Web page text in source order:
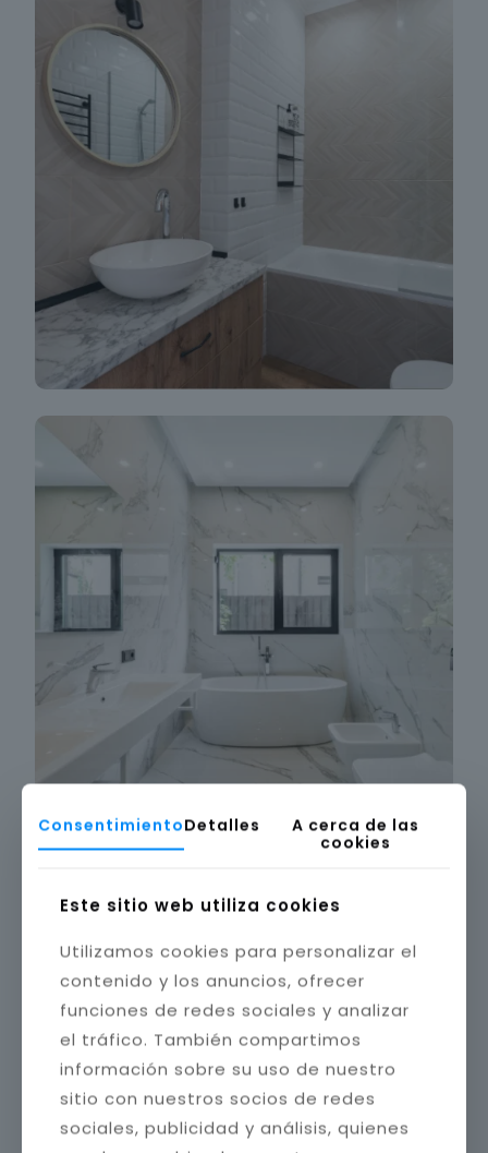
ConsentimientoDetalles
A cerca de las
cookies
Este sitio web utiliza cookies
Utilizamos cookies para personalizar el
contenido y los anuncios, ofrecer
funciones de redes sociales y analizar
el tráfico. También compartimos
información sobre su uso de nuestro
sitio con nuestros socios de redes
sociales, publicidad y análisis, quienes